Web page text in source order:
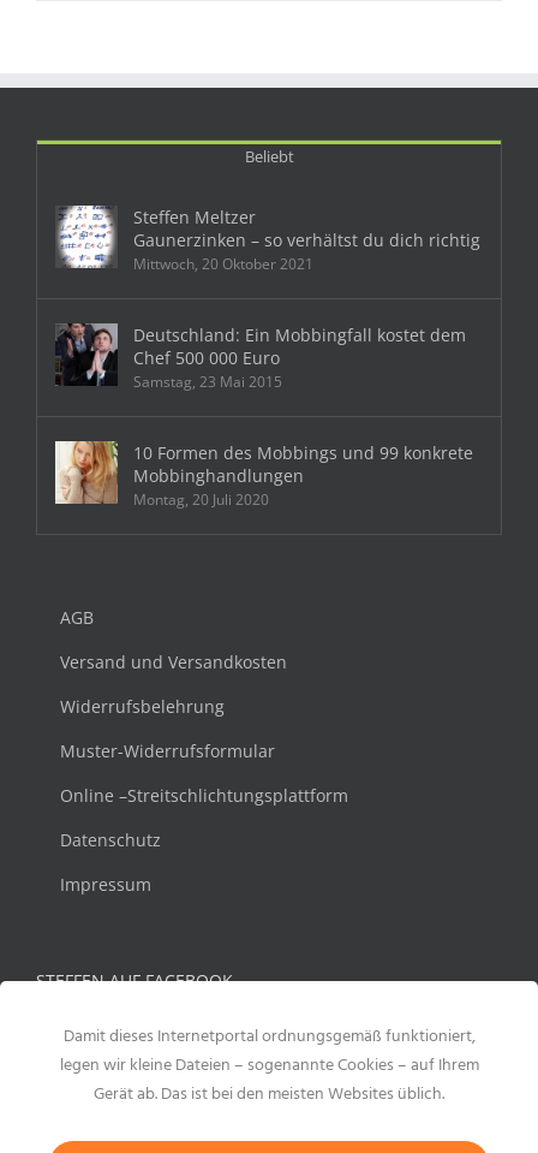
Beliebt
Steffen Meltzer
Gaunerzinken – so verhältst du dich richtig
Mittwoch, 20 Oktober 2021
Deutschland: Ein Mobbingfall kostet dem
Chef 500 000 Euro
Samstag, 23 Mai 2015
10 Formen des Mobbings und 99 konkrete
Mobbinghandlungen
Montag, 20 Juli 2020
AGB
Versand und Versandkosten
Widerrufsbelehrung
Muster-Widerrufsformular
Online –Streitschlichtungsplattform
Datenschutz
Impressum
STEFFEN AUF FACEBOOK
Damit dieses Internetportal ordnungsgemäß funktioniert,
legen wir kleine Dateien – sogenannte Cookies – auf Ihrem
Gerät ab. Das ist bei den meisten Websites üblich.